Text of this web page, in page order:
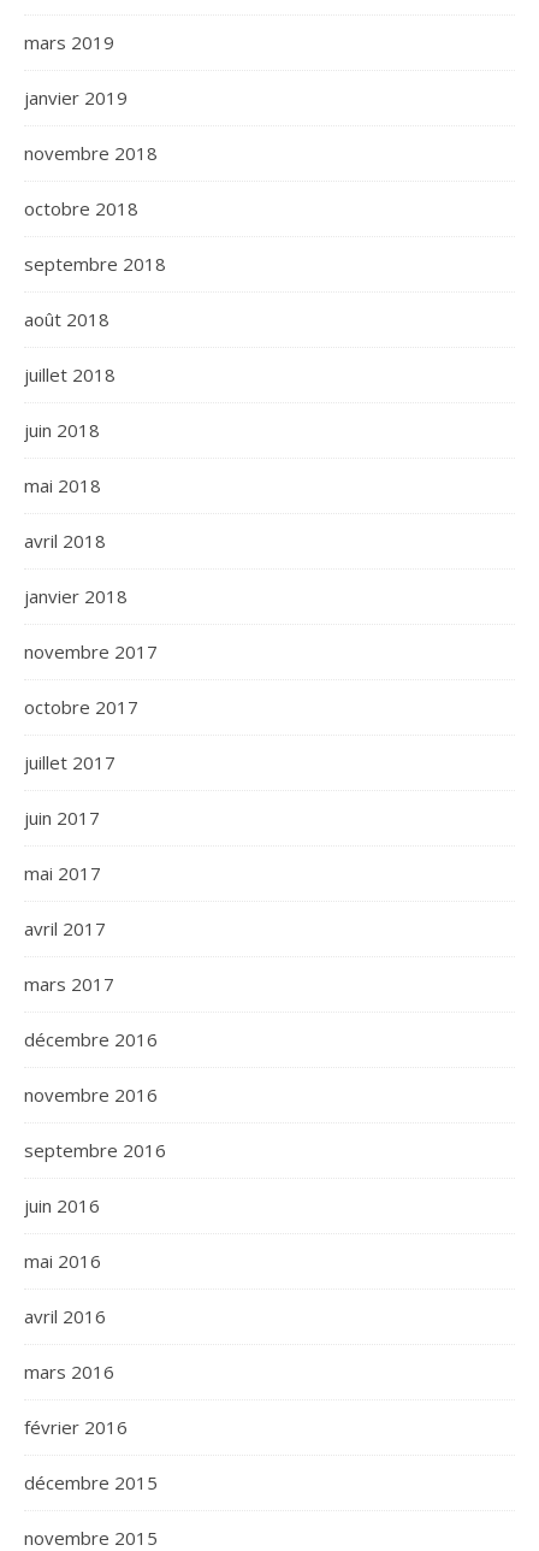
mars 2019
janvier 2019
novembre 2018
octobre 2018
septembre 2018
août 2018
juillet 2018
juin 2018
mai 2018
avril 2018
janvier 2018
novembre 2017
octobre 2017
juillet 2017
juin 2017
mai 2017
avril 2017
mars 2017
décembre 2016
novembre 2016
septembre 2016
juin 2016
mai 2016
avril 2016
mars 2016
février 2016
décembre 2015
novembre 2015